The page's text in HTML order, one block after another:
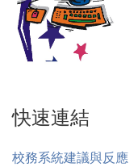
快速連結
校務系統建議與反應